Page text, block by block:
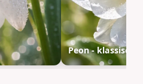
Peon - klassisch